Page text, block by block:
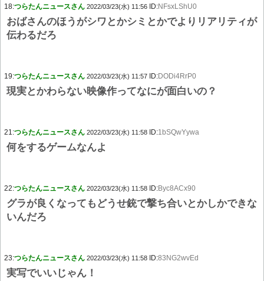
18:つらたんニュースさん 2022/03/23(水) 11:56 ID:NFsxLShU0
おばさんのほうがシワとかシミとかでよりリアリティが
伝わるだろ
19:つらたんニュースさん 2022/03/23(水) 11:57 ID:DODi4RrP0
現実とかわらない映像作ってなにが面白いの？
21:つらたんニュースさん 2022/03/23(水) 11:58 ID:1bSQwYywa
何をするゲームなんよ
22:つらたんニュースさん 2022/03/23(水) 11:58 ID:Byc8ACx90
グラが良くなってもどうせ銃で撃ち合いとかしかできな
いんだろ
23:つらたんニュースさん 2022/03/23(水) 11:58 ID:83NG2wvEd
実写でいいじゃん！